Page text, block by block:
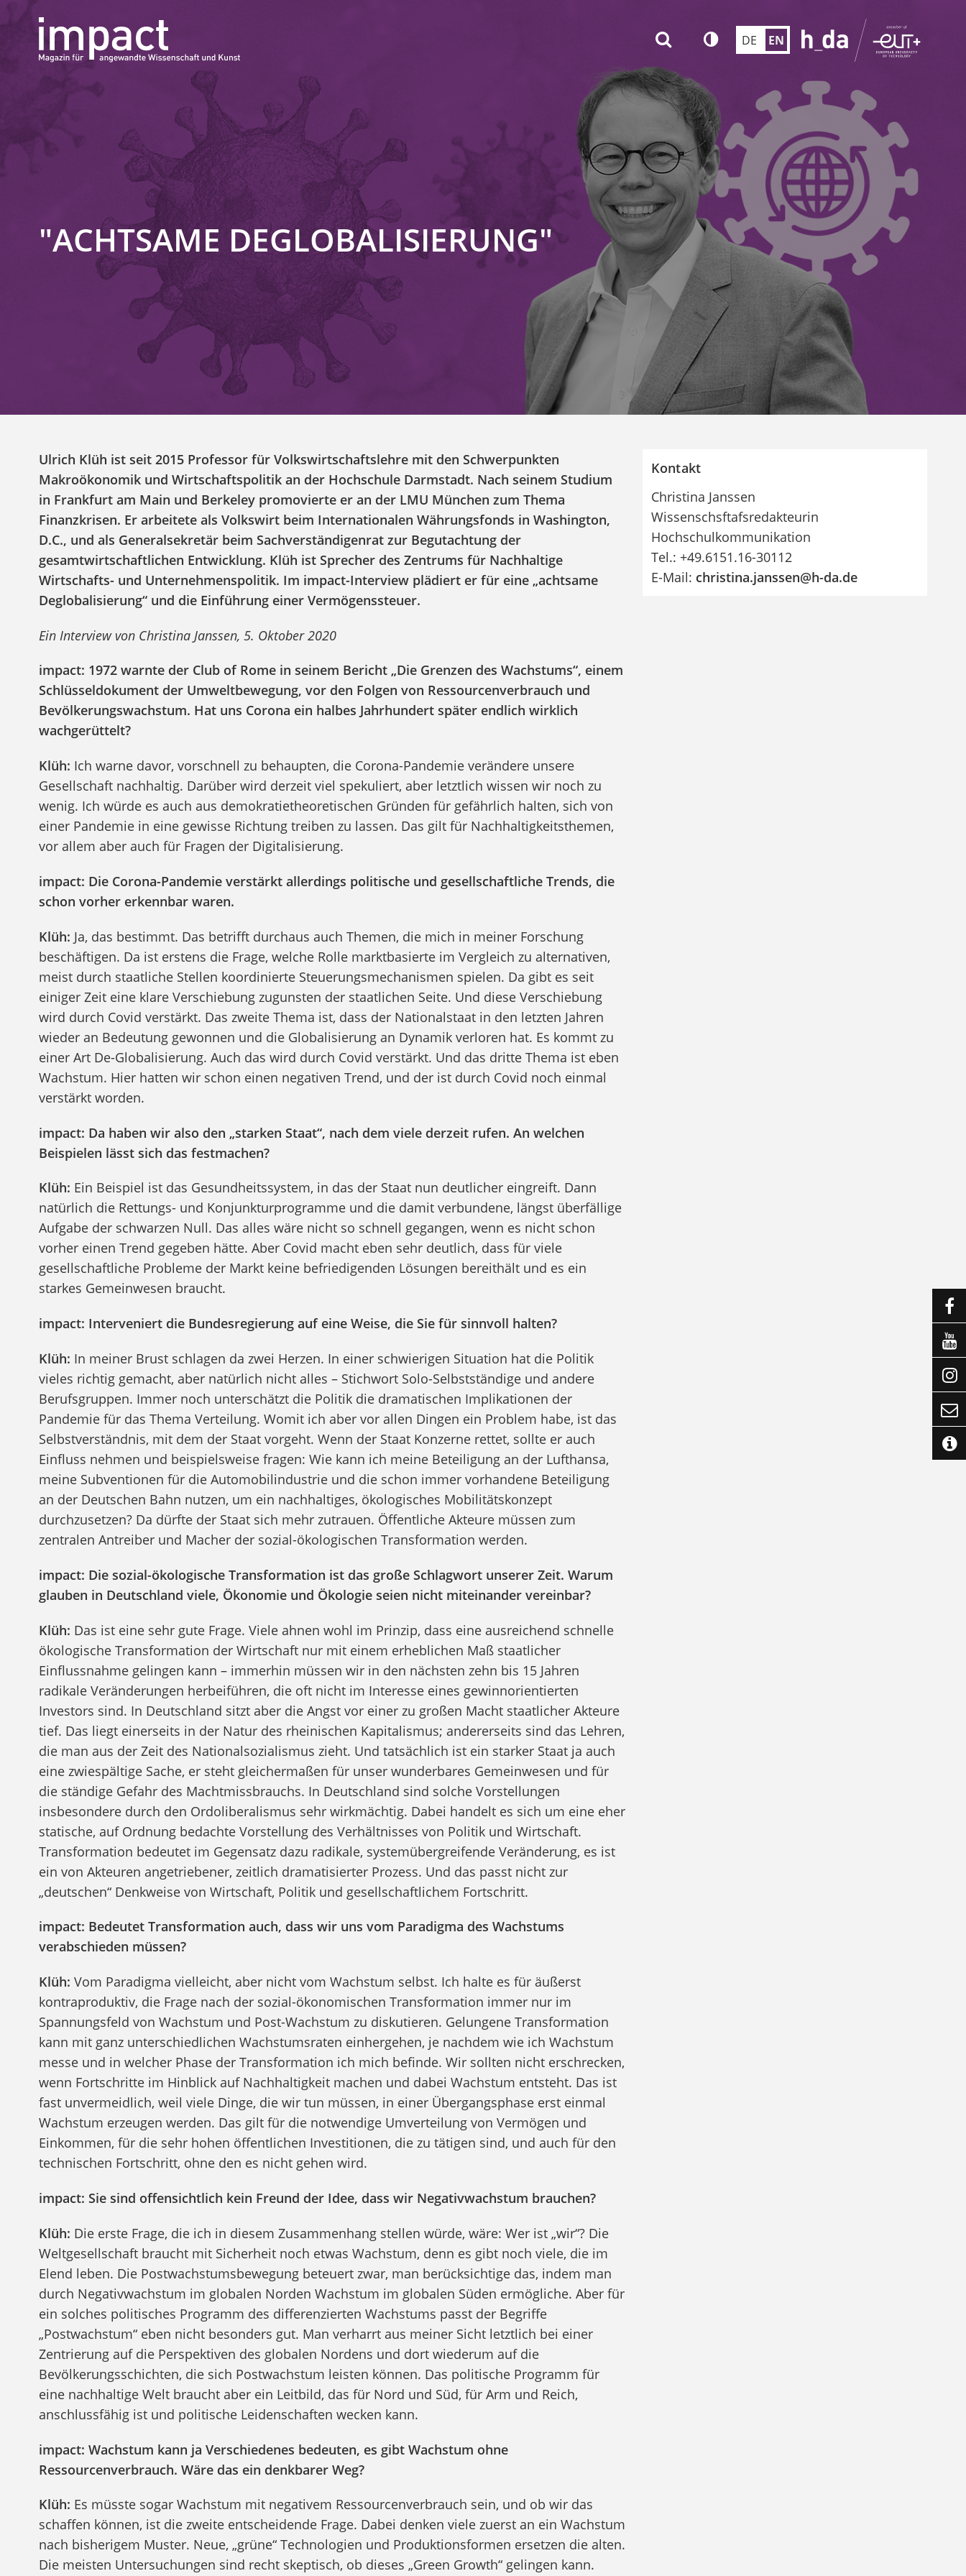
DE EN
"ACHTSAME DEGLOBALISIERUNG"
Ulrich Klüh ist seit 2015 Professor für Volkswirtschaftslehre mit den Schwerpunkten
Makroökonomik und Wirtschaftspolitik an der Hochschule Darmstadt. Nach seinem Studium
in Frankfurt am Main und Berkeley promovierte er an der LMU München zum Thema
Finanzkrisen. Er arbeitete als Volkswirt beim Internationalen Währungsfonds in Washington,
D.C., und als Generalsekretär beim Sachverständigenrat zur Begutachtung der
gesamtwirtschaftlichen Entwicklung. Klüh ist Sprecher des Zentrums für Nachhaltige
Wirtschafts- und Unternehmenspolitik. Im impact-Interview plädiert er für eine „achtsame
Deglobalisierung“ und die Einführung einer Vermögenssteuer.
Ein Interview von Christina Janssen, 5. Oktober 2020
impact: 1972 warnte der Club of Rome in seinem Bericht „Die Grenzen des Wachstums“, einem
Schlüsseldokument der Umweltbewegung, vor den Folgen von Ressourcenverbrauch und
Bevölkerungswachstum. Hat uns Corona ein halbes Jahrhundert später endlich wirklich
wachgerüttelt?
Klüh: Ich warne davor, vorschnell zu behaupten, die Corona-Pandemie verändere unsere
Gesellschaft nachhaltig. Darüber wird derzeit viel spekuliert, aber letztlich wissen wir noch zu
wenig. Ich würde es auch aus demokratietheoretischen Gründen für gefährlich halten, sich von
einer Pandemie in eine gewisse Richtung treiben zu lassen. Das gilt für Nachhaltigkeitsthemen,
vor allem aber auch für Fragen der Digitalisierung.
impact: Die Corona-Pandemie verstärkt allerdings politische und gesellschaftliche Trends, die
schon vorher erkennbar waren.
Klüh: Ja, das bestimmt. Das betrifft durchaus auch Themen, die mich in meiner Forschung
beschäftigen. Da ist erstens die Frage, welche Rolle marktbasierte im Vergleich zu alternativen,
meist durch staatliche Stellen koordinierte Steuerungsmechanismen spielen. Da gibt es seit
einiger Zeit eine klare Verschiebung zugunsten der staatlichen Seite. Und diese Verschiebung
wird durch Covid verstärkt. Das zweite Thema ist, dass der Nationalstaat in den letzten Jahren
wieder an Bedeutung gewonnen und die Globalisierung an Dynamik verloren hat. Es kommt zu
einer Art De-Globalisierung. Auch das wird durch Covid verstärkt. Und das dritte Thema ist eben
Wachstum. Hier hatten wir schon einen negativen Trend, und der ist durch Covid noch einmal
verstärkt worden.
impact: Da haben wir also den „starken Staat“, nach dem viele derzeit rufen. An welchen
Beispielen lässt sich das festmachen?
Klüh: Ein Beispiel ist das Gesundheitssystem, in das der Staat nun deutlicher eingreift. Dann
natürlich die Rettungs- und Konjunkturprogramme und die damit verbundene, längst überfällige
Aufgabe der schwarzen Null. Das alles wäre nicht so schnell gegangen, wenn es nicht schon
vorher einen Trend gegeben hätte. Aber Covid macht eben sehr deutlich, dass für viele
gesellschaftliche Probleme der Markt keine befriedigenden Lösungen bereithält und es ein
starkes Gemeinwesen braucht.
impact: Interveniert die Bundesregierung auf eine Weise, die Sie für sinnvoll halten?
Klüh: In meiner Brust schlagen da zwei Herzen. In einer schwierigen Situation hat die Politik
vieles richtig gemacht, aber natürlich nicht alles – Stichwort Solo-Selbstständige und andere
Berufsgruppen. Immer noch unterschätzt die Politik die dramatischen Implikationen der
Pandemie für das Thema Verteilung. Womit ich aber vor allen Dingen ein Problem habe, ist das
Selbstverständnis, mit dem der Staat vorgeht. Wenn der Staat Konzerne rettet, sollte er auch
Einfluss nehmen und beispielsweise fragen: Wie kann ich meine Beteiligung an der Lufthansa,
meine Subventionen für die Automobilindustrie und die schon immer vorhandene Beteiligung
an der Deutschen Bahn nutzen, um ein nachhaltiges, ökologisches Mobilitätskonzept
durchzusetzen? Da dürfte der Staat sich mehr zutrauen. Öffentliche Akteure müssen zum
zentralen Antreiber und Macher der sozial-ökologischen Transformation werden.
impact: Die sozial-ökologische Transformation ist das große Schlagwort unserer Zeit. Warum
glauben in Deutschland viele, Ökonomie und Ökologie seien nicht miteinander vereinbar?
Klüh: Das ist eine sehr gute Frage. Viele ahnen wohl im Prinzip, dass eine ausreichend schnelle
ökologische Transformation der Wirtschaft nur mit einem erheblichen Maß staatlicher
Einflussnahme gelingen kann – immerhin müssen wir in den nächsten zehn bis 15 Jahren
radikale Veränderungen herbeiführen, die oft nicht im Interesse eines gewinnorientierten
Investors sind. In Deutschland sitzt aber die Angst vor einer zu großen Macht staatlicher Akteure
tief. Das liegt einerseits in der Natur des rheinischen Kapitalismus; andererseits sind das Lehren,
die man aus der Zeit des Nationalsozialismus zieht. Und tatsächlich ist ein starker Staat ja auch
eine zwiespältige Sache, er steht gleichermaßen für unser wunderbares Gemeinwesen und für
die ständige Gefahr des Machtmissbrauchs. In Deutschland sind solche Vorstellungen
insbesondere durch den Ordoliberalismus sehr wirkmächtig. Dabei handelt es sich um eine eher
statische, auf Ordnung bedachte Vorstellung des Verhältnisses von Politik und Wirtschaft.
Transformation bedeutet im Gegensatz dazu radikale, systemübergreifende Veränderung, es ist
ein von Akteuren angetriebener, zeitlich dramatisierter Prozess. Und das passt nicht zur
„deutschen“ Denkweise von Wirtschaft, Politik und gesellschaftlichem Fortschritt.
impact: Bedeutet Transformation auch, dass wir uns vom Paradigma des Wachstums
verabschieden müssen?
Klüh: Vom Paradigma vielleicht, aber nicht vom Wachstum selbst. Ich halte es für äußerst
kontraproduktiv, die Frage nach der sozial-ökonomischen Transformation immer nur im
Spannungsfeld von Wachstum und Post-Wachstum zu diskutieren. Gelungene Transformation
kann mit ganz unterschiedlichen Wachstumsraten einhergehen, je nachdem wie ich Wachstum
messe und in welcher Phase der Transformation ich mich befinde. Wir sollten nicht erschrecken,
wenn Fortschritte im Hinblick auf Nachhaltigkeit machen und dabei Wachstum entsteht. Das ist
fast unvermeidlich, weil viele Dinge, die wir tun müssen, in einer Übergangsphase erst einmal
Wachstum erzeugen werden. Das gilt für die notwendige Umverteilung von Vermögen und
Einkommen, für die sehr hohen öffentlichen Investitionen, die zu tätigen sind, und auch für den
technischen Fortschritt, ohne den es nicht gehen wird.
impact: Sie sind offensichtlich kein Freund der Idee, dass wir Negativwachstum brauchen?
Klüh: Die erste Frage, die ich in diesem Zusammenhang stellen würde, wäre: Wer ist „wir“? Die
Weltgesellschaft braucht mit Sicherheit noch etwas Wachstum, denn es gibt noch viele, die im
Elend leben. Die Postwachstumsbewegung beteuert zwar, man berücksichtige das, indem man
durch Negativwachstum im globalen Norden Wachstum im globalen Süden ermögliche. Aber für
ein solches politisches Programm des differenzierten Wachstums passt der Begriffe
„Postwachstum“ eben nicht besonders gut. Man verharrt aus meiner Sicht letztlich bei einer
Zentrierung auf die Perspektiven des globalen Nordens und dort wiederum auf die
Bevölkerungsschichten, die sich Postwachstum leisten können. Das politische Programm für
eine nachhaltige Welt braucht aber ein Leitbild, das für Nord und Süd, für Arm und Reich,
anschlussfähig ist und politische Leidenschaften wecken kann.
impact: Wachstum kann ja Verschiedenes bedeuten, es gibt Wachstum ohne
Ressourcenverbrauch. Wäre das ein denkbarer Weg?
Klüh: Es müsste sogar Wachstum mit negativem Ressourcenverbrauch sein, und ob wir das
schaffen können, ist die zweite entscheidende Frage. Dabei denken viele zuerst an ein Wachstum
nach bisherigem Muster. Neue, „grüne“ Technologien und Produktionsformen ersetzen die alten.
Die meisten Untersuchungen sind recht skeptisch, ob dieses „Green Growth“ gelingen kann.
Kontakt
Christina Janssen
Wissenschsftafsredakteurin
Hochschulkommunikation
Tel.: +49.6151.16-30112
E-Mail: christina.janssen@h-da.de




